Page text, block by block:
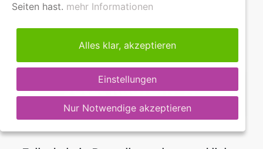
€69
Jetzt kaufen!
FÜR SOFORTZUGRIFF
Seiten hast. mehr Informationen
Alles klar, akzeptieren
Einstellungen
Nur Notwendige akzeptieren